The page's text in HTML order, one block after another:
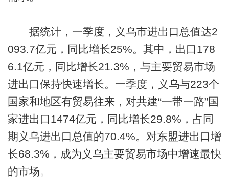
据统计，一季度，义乌市进出口总值达2
093.7亿元，同比增长25%。其中，出口178
6.1亿元，同比增长21.3%，与主要贸易市场
进出口保持快速增长。一季度，义乌与223个
国家和地区有贸易往来，对共建“一带一路”国
家进出口1474亿元，同比增长29.8%，占同
期义乌进出口总值的70.4%。对东盟进出口增
长68.3%，成为义乌主要贸易市场中增速最快
的市场。